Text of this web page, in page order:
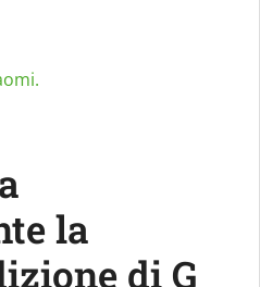
la
di G